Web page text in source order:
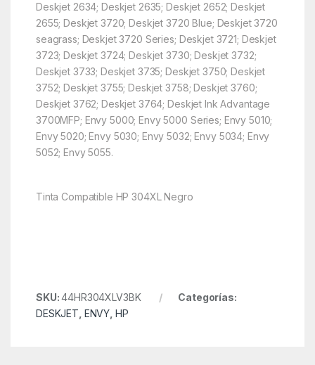
Deskjet 2634; Deskjet 2635; Deskjet 2652; Deskjet
2655; Deskjet 3720; Deskjet 3720 Blue; Deskjet 3720
seagrass; Deskjet 3720 Series; Deskjet 3721; Deskjet
3723; Deskjet 3724; Deskjet 3730; Deskjet 3732;
Deskjet 3733; Deskjet 3735; Deskjet 3750; Deskjet
3752; Deskjet 3755; Deskjet 3758; Deskjet 3760;
Deskjet 3762; Deskjet 3764; Deskjet Ink Advantage
3700MFP; Envy 5000; Envy 5000 Series; Envy 5010;
Envy 5020; Envy 5030; Envy 5032; Envy 5034; Envy
5052; Envy 5055.
Tinta Compatible HP 304XL Negro
SKU:44HR304XLV3BK
Categorías:
DESKJET ENVY HP